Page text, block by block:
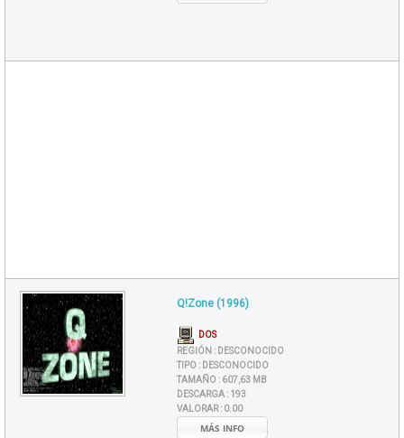
Q!Zone (1996)
DOS
REGIÓN : DESCONOCIDO
TIPO : DESCONOCIDO
TAMAÑO : 607,63 MB
DESCARGA : 193
VALORAR : 0.00
MÁS INFO